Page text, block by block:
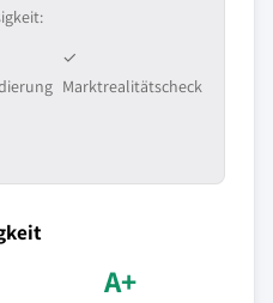
✓
Marktrealitätscheck
A+